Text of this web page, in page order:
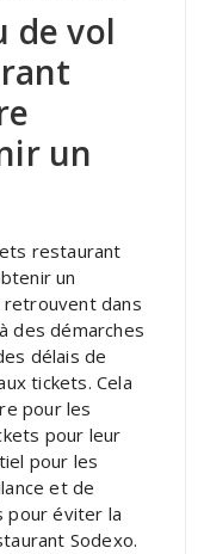
de vol
un
restaurant
un
retrouvent dans
des démarches
délais de
tickets. Cela
pour les
pour leur
pour les
et de
pour éviter la
Sodexo.